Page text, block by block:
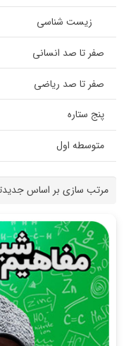
زیست شناسی
صفر تا صد انسانی
صفر تا صد ریاضی
پنج ستاره
متوسطه اول